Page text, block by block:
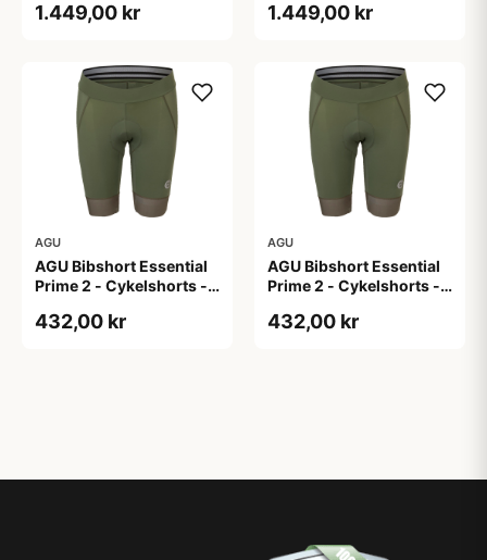
1.449,00 kr 1.449,00 kr
AGU
AGU Bibshort Essential
Prime 2 - Cykelshorts -
2XL
432,00 kr
AGU
AGU Bibshort Essential
Prime 2 - Cykelshorts -
L
432,00 kr